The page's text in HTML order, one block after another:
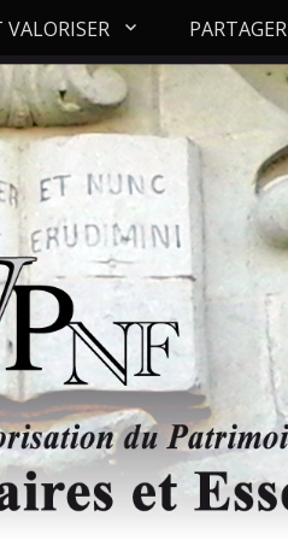
VALORISER PARTAGER